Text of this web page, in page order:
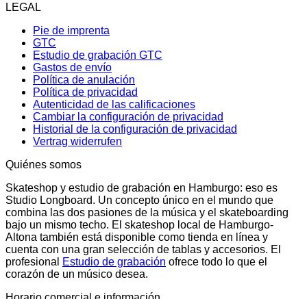
LEGAL
Pie de imprenta
GTC
Estudio de grabación GTC
Gastos de envío
Política de anulación
Política de privacidad
Autenticidad de las calificaciones
Cambiar la configuración de privacidad
Historial de la configuración de privacidad
Vertrag widerrufen
Quiénes somos
Skateshop y estudio de grabación en Hamburgo: eso es
Studio Longboard. Un concepto único en el mundo que
combina las dos pasiones de la música y el skateboarding
bajo un mismo techo. El skateshop local de Hamburgo-
Altona también está disponible como tienda en línea y
cuenta con una gran selección de tablas y accesorios. El
profesional
Estudio de grabación ofrece todo lo que el
corazón de un músico desea.